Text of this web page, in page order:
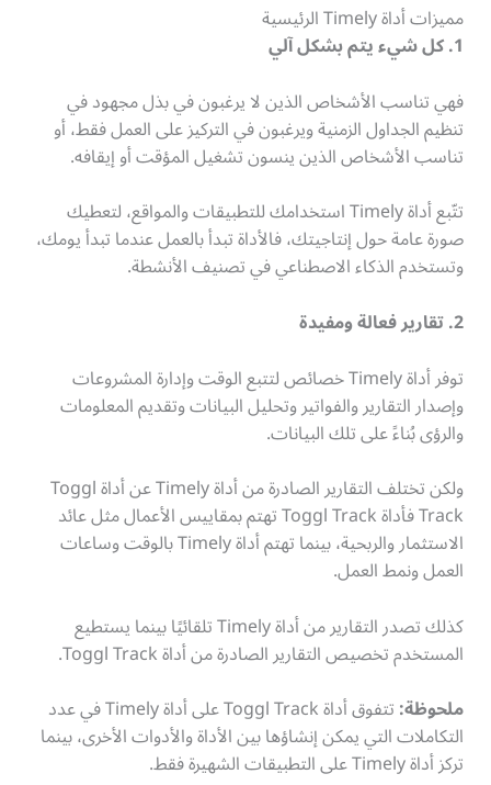
مميزات أداة Timely الرئيسية
1. كل شيء يتم بشكل آلي
فهي تناسب الأشخاص الذين لا يرغبون في بذل مجهود في
تنظيم الجداول الزمنية ويرغبون في التركيز على العمل فقط، أو
تناسب الأشخاص الذين ينسون تشغيل المؤقت أو إيقافه.
تتّبع أداة Timely استخدامك للتطبيقات والمواقع، لتعطيك
صورة عامة حول إنتاجيتك، فالأداة تبدأ بالعمل عندما تبدأ يومك،
وتستخدم الذكاء الاصطناعي في تصنيف الأنشطة.
2. تقارير فعالة ومفيدة
توفر أداة Timely خصائص لتتبع الوقت وإدارة المشروعات
وإصدار التقارير والفواتير وتحليل البيانات وتقديم المعلومات
والرؤى بُناءً على تلك البيانات.
ولكن تختلف التقارير الصادرة من أداة Timely عن أداة Toggl
Track فأداة Toggl Track تهتم بمقاييس الأعمال مثل عائد
الاستثمار والربحية، بينما تهتم أداة Timely بالوقت وساعات
العمل ونمط العمل.
كذلك تصدر التقارير من أداة Timely تلقائيًا بينما يستطيع
المستخدم تخصيص التقارير الصادرة من أداة Toggl Track.
ملحوظة:
تتفوق أداة Toggl Track على أداة Timely في عدد
التكاملات التي يمكن إنشاؤها بين الأداة والأدوات الأخرى، بينما
تركز أداة Timely على التطبيقات الشهيرة فقط.